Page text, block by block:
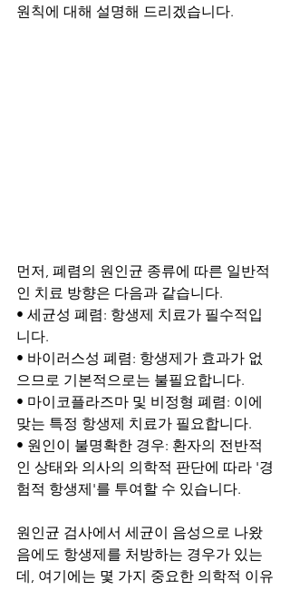
원칙에 대해 설명해 드리겠습니다.
먼저, 폐렴의 원인균 종류에 따른 일반적
인 치료 방향은 다음과 같습니다.
• 세균성 폐렴: 항생제 치료가 필수적입
니다.
• 바이러스성 폐렴: 항생제가 효과가 없
으므로 기본적으로는 불필요합니다.
• 마이코플라즈마 및 비정형 폐렴: 이에
맞는 특정 항생제 치료가 필요합니다.
• 원인이 불명확한 경우: 환자의 전반적
인 상태와 의사의 의학적 판단에 따라 '경
험적 항생제'를 투여할 수 있습니다.
원인균 검사에서 세균이 음성으로 나왔
음에도 항생제를 처방하는 경우가 있는
데, 여기에는 몇 가지 중요한 의학적 이유